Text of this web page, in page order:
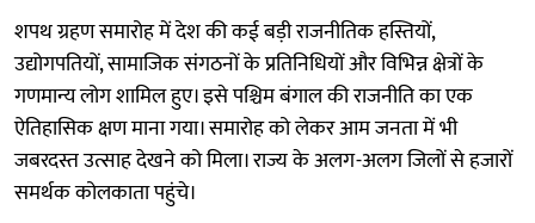
शपथ ग्रहण समारोह में देश की कई बड़ी राजनीतिक हस्तियों,
उद्योगपतियों, सामाजिक संगठनों के प्रतिनिधियों और विभिन्न क्षेत्रों के
गणमान्य लोग शामिल हुए। इसे पश्चिम बंगाल की राजनीति का एक
ऐतिहासिक क्षण माना गया। समारोह को लेकर आम जनता में भी
जबरदस्त उत्साह देखने को मिला। राज्य के अलग-अलग जिलों से हजारों
समर्थक कोलकाता पहुंचे।